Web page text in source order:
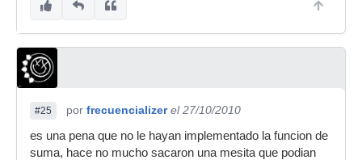
#25 por frecuencializer el 27/10/2010
es una pena que no le hayan implementado la funcion de
suma, hace no mucho sacaron una mesita que podian